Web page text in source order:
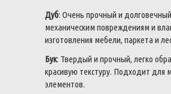
Дуб: Очень прочный и
механическим повреждениям и
изготовления мебели, паркета и
Бук: Твердый и прочный, легко
красивую текстуру. Подходит для
элементов.